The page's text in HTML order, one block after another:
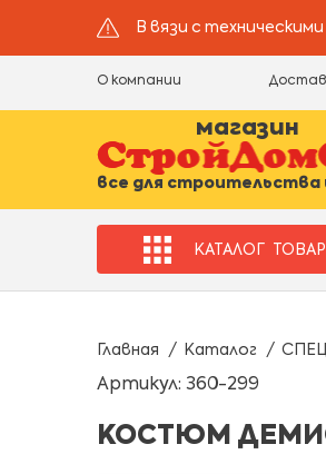
В вязи с
О компании
магазин
все для строительства
КАТАЛОГ
Главная Каталог
Артикул: 360-299
КОСТЮМ